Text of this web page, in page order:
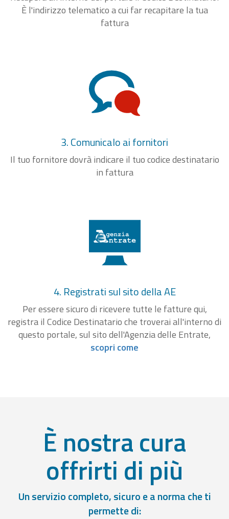
È l'indirizzo telematico a cui far recapitare la tua
fattura
3. Comunicalo ai fornitori
Il tuo fornitore dovrà indicare il tuo codice destinatario
in fattura
4. Registrati sul sito della AE
Per essere sicuro di ricevere tutte le fatture qui,
registra il Codice Destinatario che troverai all'interno di
questo portale, sul sito dell'Agenzia delle Entrate,
scopri come
È nostra cura
offrirti di più
Un servizio completo, sicuro e a norma che ti
permette di: